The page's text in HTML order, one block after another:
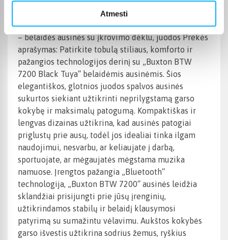
Atmesti
Prekės pavadinimas: „Buxton BTW 7200 Black Tuya“
– belaidės ausinės su įkrovimo dėklu, juodos Prekės
aprašymas: Patirkite tobulą stiliaus, komforto ir
pažangios technologijos derinį su „Buxton BTW
7200 Black Tuya“ belaidėmis ausinėmis. Šios
elegantiškos, glotnios juodos spalvos ausinės
sukurtos siekiant užtikrinti neprilygstamą garso
kokybę ir maksimalų patogumą. Kompaktiškas ir
lengvas dizainas užtikrina, kad ausinės patogiai
priglustų prie ausų, todėl jos idealiai tinka ilgam
naudojimui, nesvarbu, ar keliaujate į darbą,
sportuojate, ar mėgaujatės mėgstama muzika
namuose. Įrengtos pažangia „Bluetooth“
technologija, „Buxton BTW 7200“ ausinės leidžia
sklandžiai prisijungti prie jūsų įrenginių,
užtikrindamos stabilų ir belaidį klausymosi
patyrimą su sumažintu vėlavimu. Aukštos kokybės
garso išvestis užtikrina sodrius žemus, ryškius